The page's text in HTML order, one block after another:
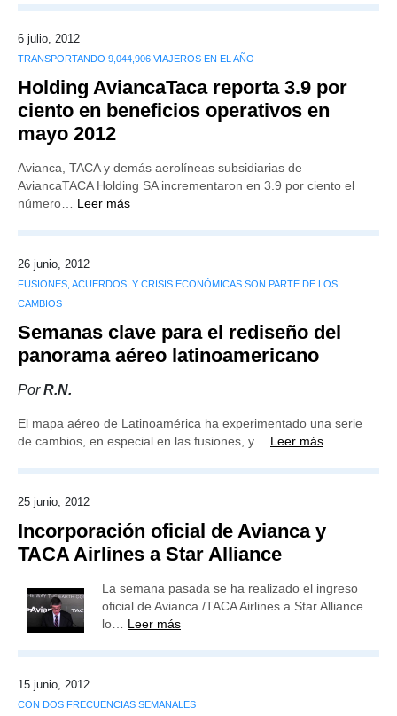
6 julio, 2012
TRANSPORTANDO 9,044,906 VIAJEROS EN EL AÑO
Holding AviancaTaca reporta 3.9 por
ciento en beneficios operativos en
mayo 2012
Avianca, TACA y demás aerolíneas subsidiarias de
AviancaTACA Holding SA incrementaron en 3.9 por ciento el
número… Leer más
26 junio, 2012
FUSIONES, ACUERDOS, Y CRISIS ECONÓMICAS SON PARTE DE LOS
CAMBIOS
Semanas clave para el rediseño del
panorama aéreo latinoamericano
PorR.N.
El mapa aéreo de Latinoamérica ha experimentado una serie
de cambios, en especial en las fusiones, y… Leer más
25 junio, 2012
Incorporación oficial de Avianca y
TACA Airlines a Star Alliance
La semana pasada se ha realizado el ingreso
oficial de Avianca /TACA Airlines a Star Alliance
lo… Leer más
15 junio, 2012
CON DOS FRECUENCIAS SEMANALES